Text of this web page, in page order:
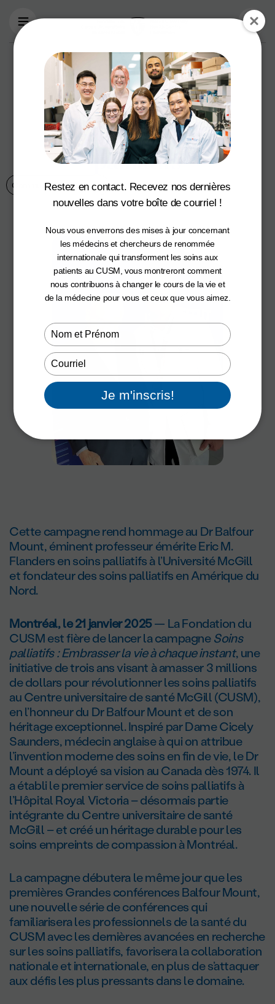
Aller au contenu principal
La Fondation du
CUSM lance une
campagne de 3 M$
au profit des soins
palliatifs
Communiqués de presse 21 janvier 2025
Cette campagne rend hommage au DrBalfour
Mount, éminent professeur émérite Eric M.
Flanders en soins palliatifs à l’Université McGill
et fondateur des soins palliatifs en Amérique du
Nord.
Montréal, le 21 janvier 2025— La Fondation du
CUSM est fière de lancer la campagneSoins
palliatifs : Embrasser la vie à chaque instant, une
initiative de trois ans visant à amasser 3 millions
de dollars pour révolutionner les soins palliatifs
au Centre universitaire de santé McGill (CUSM),
en l’honneur du DrBalfour Mount et de son
héritage exceptionnel. Inspiré par Dame Cicely
Saunders, médecin anglaise à qui on attribue
l’invention moderne des soins en fin de vie, le Dr
Mount a déployé sa vision au Canada dès 1974. Il
a établi le premier service de soins palliatifs à
l’Hôpital Royal Victoria – désormais partie
intégrante du Centre universitaire de santé
McGill – et créé un héritage durable pour les
soins empreints de compassion à Montréal.
La campagne débutera le même jour que les
premières Grandes conférences Balfour Mount,
une nouvelle série de conférences qui
familiarisera les professionnels de la santé du
CUSM avec les dernières avancées en recherche
sur les soins palliatifs, favorisera la collaboration
nationale et internationale, en plus de s’attaquer
aux défis les plus pressants dans le domaine.
Restez en contact. Recevez nos dernières
nouvelles dans votre boîte de courriel !
Nous vous enverrons des mises à jour concernant
les médecins et chercheurs de renommée
internationale qui transforment les soins aux
patients au CUSM, vous montreront comment
nous contribuons à changer le cours de la vie et
de la médecine pour vous et ceux que vous aimez.
Type
your
name
Type
your
email
Je m'inscris!